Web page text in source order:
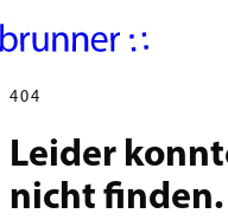
404
Leider
nicht finden.